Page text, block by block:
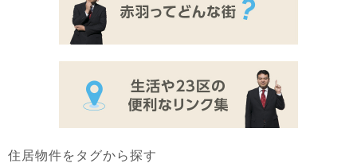
住居物件をタグから探す